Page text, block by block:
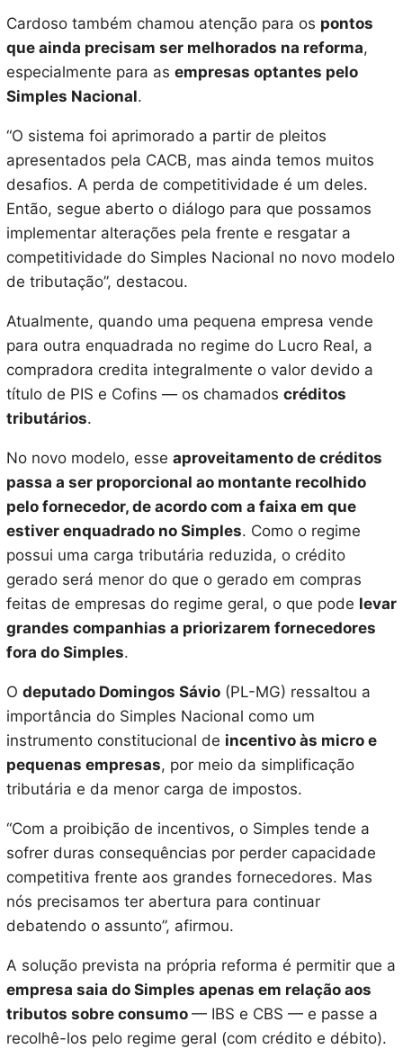
Cardoso também chamou atenção para os pontos
que ainda precisam ser melhorados na reforma,
especialmente para as empresas optantes pelo
Simples Nacional.
“O sistema foi aprimorado a partir de pleitos
apresentados pela CACB, mas ainda temos muitos
desafios. A perda de competitividade é um deles.
Então, segue aberto o diálogo para que possamos
implementar alterações pela frente e resgatar a
competitividade do Simples Nacional no novo modelo
de tributação”, destacou.
Atualmente, quando uma pequena empresa vende
para outra enquadrada no regime do Lucro Real, a
compradora credita integralmente o valor devido a
título de PIS e Cofins — os chamados créditos
tributários.
No novo modelo, esse aproveitamento de créditos
passa a ser proporcional ao montante recolhido
pelo fornecedor, de acordo com a faixa em que
estiver enquadrado no Simples. Como o regime
possui uma carga tributária reduzida, o crédito
gerado será menor do que o gerado em compras
feitas de empresas do regime geral, o que pode levar
grandes companhias a priorizarem fornecedores
fora do Simples.
O deputado Domingos Sávio(PL-MG) ressaltou a
importância do Simples Nacional como um
instrumento constitucional de incentivo às micro e
pequenas empresas, por meio da simplificação
tributária e da menor carga de impostos.
“Com a proibição de incentivos, o Simples tende a
sofrer duras consequências por perder capacidade
competitiva frente aos grandes fornecedores. Mas
nós precisamos ter abertura para continuar
debatendo o assunto”, afirmou.
A solução prevista na própria reforma é permitir que a
empresa saia do Simples apenas em relação aos
tributos sobre consumo — IBS e CBS — e passe a
recolhê-los pelo regime geral (com crédito e débito).